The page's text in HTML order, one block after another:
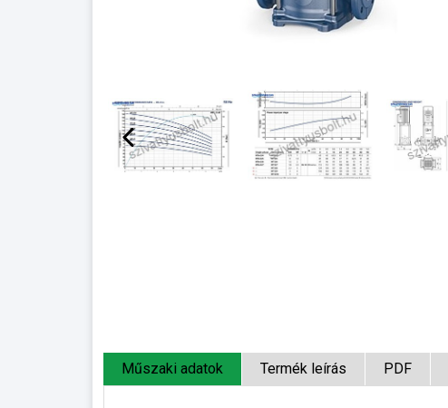
Műszaki adatok Termék leírás PDF